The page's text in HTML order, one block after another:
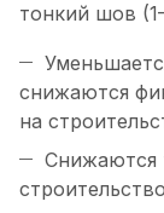
тонкий шов
снижаются
на
Снижаются